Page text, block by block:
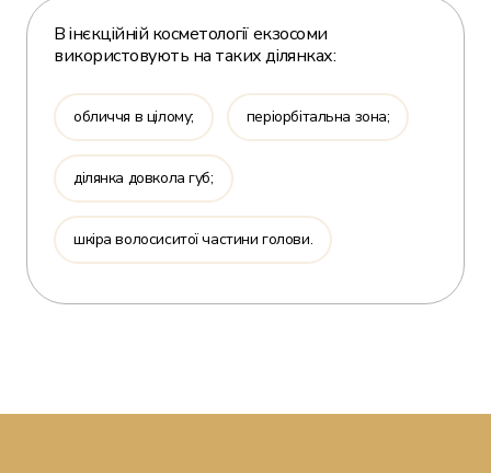
В інєкційній косметології екзосоми
використовують на таких ділянках:
обличчя в цілому; періорбітальна зона;
ділянка довкола губ;
шкіра волосиситої частини голови.